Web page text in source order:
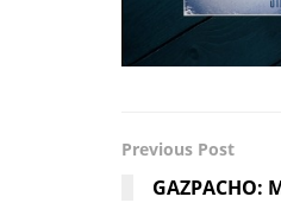
Previous Post
GAZPACHO: